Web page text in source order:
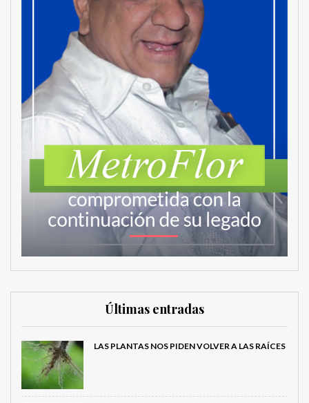
Últimas entradas
LAS PLANTAS NOS PIDEN VOLVER A LAS RAÍCES